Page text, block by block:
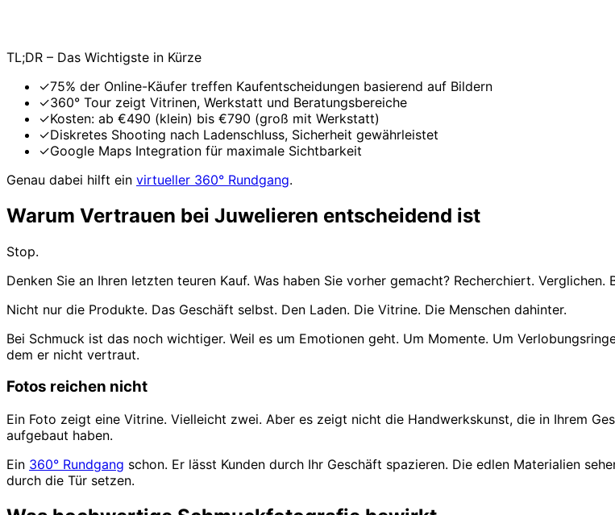
TL;DR – Das Wichtigste in Kürze
✓75% der Online-Käufer treffen Kaufentscheidungen basierend auf Bildern
✓360° Tour zeigt Vitrinen, Werkstatt und Beratungsbereiche
✓Kosten: ab €490 (klein) bis €790 (groß mit Werkstatt)
✓Diskretes Shooting nach Ladenschluss, Sicherheit gewährleistet
✓Google Maps Integration für maximale Sichtbarkeit
Genau dabei hilft ein virtueller 360° Rundgang.
Warum Vertrauen bei Juwelieren entscheidend ist
Stop.
Denken Sie an Ihren letzten teuren Kauf. Was haben Sie vorher gemacht? Recherchiert.
Nicht nur die Produkte. Das Geschäft selbst. Den Laden. Die Vitrine. Die Menschen dahinter.
Bei Schmuck ist das noch wichtiger. Weil es um Emotionen geht. Um Momente. Um
dem er nicht vertraut.
Fotos reichen nicht
Ein Foto zeigt eine Vitrine. Vielleicht zwei. Aber es zeigt nicht die Handwerkskunst, die in Ihrem
aufgebaut haben.
Ein 360° Rundgang schon. Er lässt Kunden durch Ihr Geschäft spazieren. Die edlen Materialien
durch die Tür setzen.